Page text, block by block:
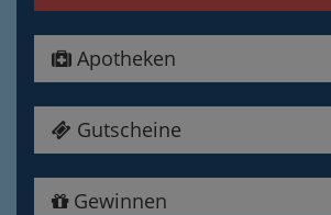
Apotheken
Gutscheine
Gewinnen